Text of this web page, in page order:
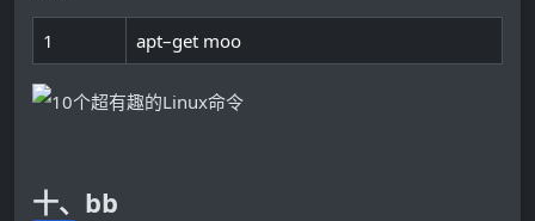
1 apt–get moo
十、bb